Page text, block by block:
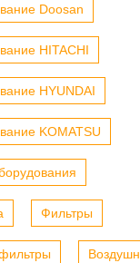
Doosan
HITACHI
HYUNDAI
KOMATSU
Фильтры